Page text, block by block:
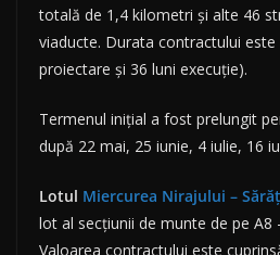
totală de 1,4 kilometri și alte 46
viaducte. Durata contractului este
proiectare și 36 luni execuție).
Termenul inițial a fost prelungit
după 22 mai, 25 iunie, 4 iulie, 16
Lotul Miercurea Nirajului –
lot al secțiunii de munte de pe A8
Valoarea contractului este